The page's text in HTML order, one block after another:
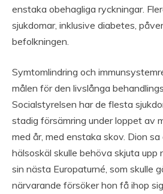
enstaka obehagliga ryckningar.
sjukdomar, inklusive diabetes,
befolkningen.
Symtomlindring och
målen för den livslånga
Socialstyrelsen har de flesta
stadig försämring under loppet av
med år, med enstaka skov. Dion
hälsoskäl skulle behöva skjuta upp
sin nästa Europaturné, som skulle
närvarande försöker hon få ihop